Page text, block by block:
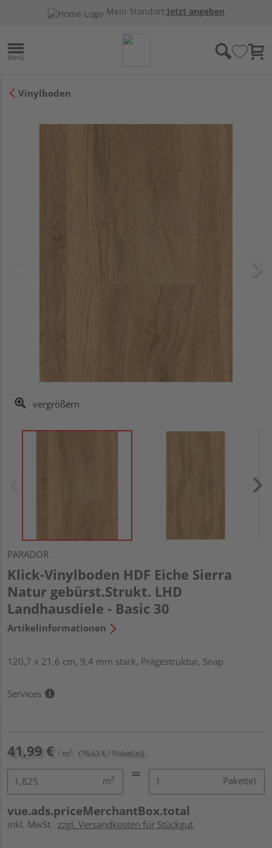
Mein Standort:Jetzt angeben
Vinylboden
vergrößern
PARADOR
Klick-Vinylboden HDF Eiche Sierra
Natur gebürst.Strukt. LHD
Landhausdiele - Basic 30
Artikelinformationen
120,7 x 21,6 cm, 9,4 mm stark, Prägestruktur, Snap
Services
41,99 € / m² (76,63 € / Paket(e))
m² Paket(e)
vue.ads.priceMerchantBox.total
inkl. MwSt. zzgl. Versandkosten für Stückgut